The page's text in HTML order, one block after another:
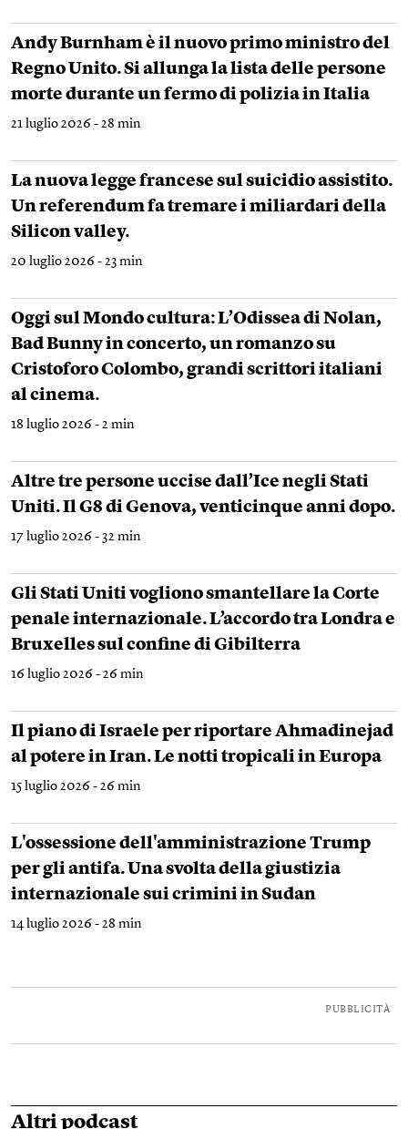
Andy Burnham è il nuovo primo ministro del
Regno Unito. Si allunga la lista delle persone
morte durante un fermo di polizia in Italia
21 luglio 2026 - 28 min
La nuova legge francese sul suicidio assistito.
Un referendum fa tremare i miliardari della
Silicon valley.
20 luglio 2026 - 23 min
Oggi sul Mondo cultura: L’Odissea di Nolan,
Bad Bunny in concerto, un romanzo su
Cristoforo Colombo, grandi scrittori italiani
al cinema.
18 luglio 2026 - 2 min
Altre tre persone uccise dall’Ice negli Stati
Uniti. Il G8 di Genova, venticinque anni dopo.
17 luglio 2026 - 32 min
Gli Stati Uniti vogliono smantellare la Corte
penale internazionale. L’accordo tra Londra e
Bruxelles sul confine di Gibilterra
16 luglio 2026 - 26 min
Il piano di Israele per riportare Ahmadinejad
al potere in Iran. Le notti tropicali in Europa
15 luglio 2026 - 26 min
L'ossessione dell'amministrazione Trump
per gli antifa. Una svolta della giustizia
internazionale sui crimini in Sudan
14 luglio 2026 - 28 min
PUBBLICITÀ
Altri podcast